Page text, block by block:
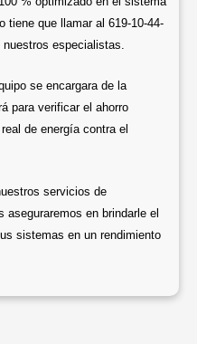
tiene que llamar al 619-10-44-
especialistas.
se encargara de la
para verificar el ahorro
de energía contra el
servicios de
en brindarle el
sistemas en un rendimiento